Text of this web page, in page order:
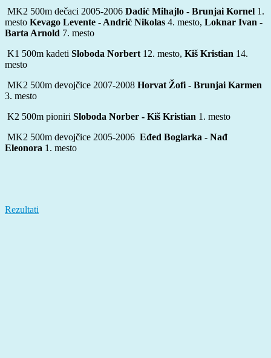
MK2 500m dečaci 2005-2006 Dadić Mihajlo - Brunjai Kornel 1.
mesto Kevago Levente - Andrić Nikolas 4. mesto, Loknar Ivan -
Barta Arnold 7. mesto
K1 500m kadeti Sloboda Norbert 12. mesto, Kiš Kristian 14.
mesto
MK2 500m devojčice 2007-2008 Horvat Žofi - Brunjai Karmen
3. mesto
K2 500m pioniri Sloboda Norber - Kiš Kristian 1. mesto
MK2 500m devojčice 2005-2006 Eđed Boglarka - Nađ
Eleonora 1. mesto
Rezultati